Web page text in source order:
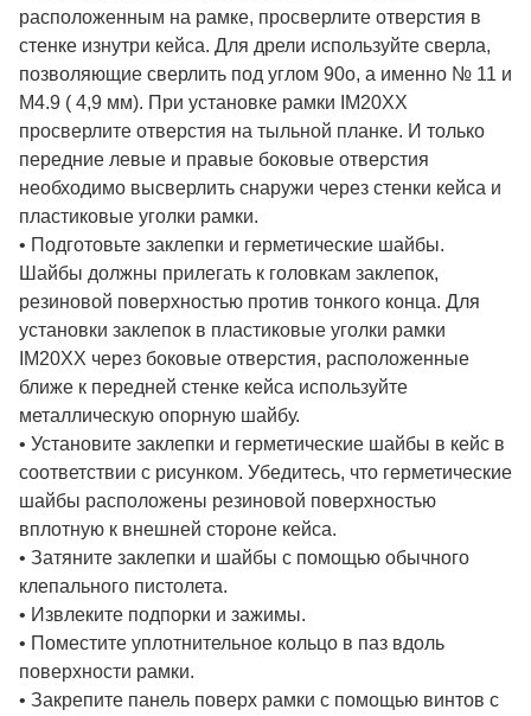
расположенным на рамке, просверлите отверстия в
стенке изнутри кейса. Для дрели используйте сверла,
позволяющие сверлить под углом 90о, а именно № 11 и
M4.9 ( 4,9 мм). При установке рамки IM20XX
просверлите отверстия на тыльной планке. И только
передние левые и правые боковые отверстия
необходимо высверлить снаружи через стенки кейса и
пластиковые уголки рамки.
• Подготовьте заклепки и герметические шайбы.
Шайбы должны прилегать к головкам заклепок,
резиновой поверхностью против тонкого конца. Для
установки заклепок в пластиковые уголки рамки
IM20XX через боковые отверстия, расположенные
ближе к передней стенке кейса используйте
металлическую опорную шайбу.
• Установите заклепки и герметические шайбы в кейс в
соответствии с рисунком. Убедитесь, что герметические
шайбы расположены резиновой поверхностью
вплотную к внешней стороне кейса.
• Затяните заклепки и шайбы с помощью обычного
клепального пистолета.
• Извлеките подпорки и зажимы.
• Поместите уплотнительное кольцо в паз вдоль
поверхности рамки.
• Закрепите панель поверх рамки с помощью винтов с